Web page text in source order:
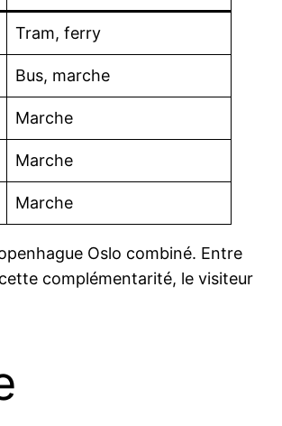
Tram, ferry
Bus, marche
Marche
Marche
Marche
Oslo combiné. Entre
complémentarité, le visiteur